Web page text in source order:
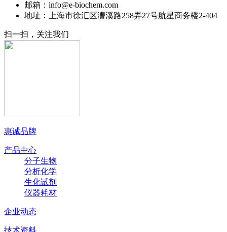
邮箱：info@e-biochem.com
地址：上海市徐汇区漕溪路258弄27号航星商务楼2-404
扫一扫，关注我们
惠诚品牌
产品中心
分子生物
分析化学
生化试剂
仪器耗材
企业动态
技术资料